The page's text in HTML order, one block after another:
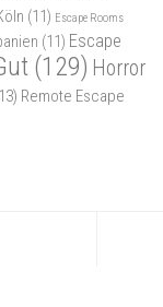
(11) Escape Rooms
(11) Escape
(129) Horror
Remote Escape